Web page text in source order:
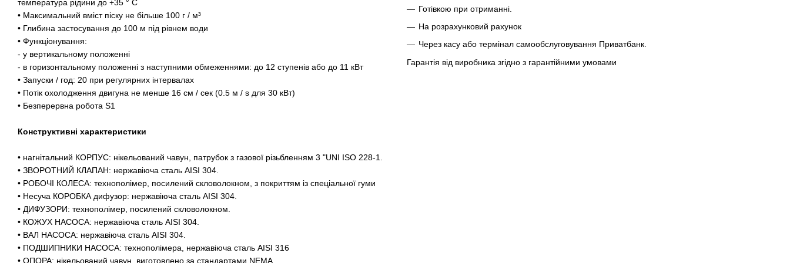
температура рідини до +35 ° C
• Максимальний вміст піску не більше 100 г / м³
• Глибина застосування до 100 м під рівнем води
• Функціонування:
- у вертикальному положенні
- в горизонтальному положенні з наступними обмеженнями: до 12 ступенів або до 11 кВт
• Запуски / год: 20 при регулярних інтервалах
• Потік охолодження двигуна не менше 16 см / сек (0.5 м / s для 30 кВт)
• Безперервна робота S1
Конструктивні характеристики
• нагнітальний КОРПУС: нікельований чавун, патрубок з газової різьбленням 3 "UNI ISO 228-1.
• ЗВОРОТНИЙ КЛАПАН: нержавіюча сталь AISI 304.
• РОБОЧІ КОЛЕСА: технополімер, посилений скловолокном, з покриттям із спеціальної гуми
• Несуча КОРОБКА дифузор: нержавіюча сталь AISI 304.
• ДИФУЗОРИ: технополімер, посилений скловолокном.
• КОЖУХ НАСОСА: нержавіюча сталь AISI 304.
• ВАЛ НАСОСА: нержавіюча сталь AISI 304.
• ПОДШИПНИКИ НАСОСА: технополімера, нержавіюча сталь AISI 316
• ОПОРА: нікельований чавун, виготовлено за стандартами NEMA.
Готівкою при отриманні.
На розрахунковий рахунок
Через касу або термінал самообслуговування Приватбанк.
Гарантія від виробника згідно з гарантійними умовами